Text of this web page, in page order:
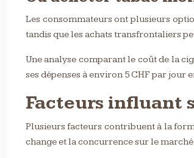
Les consommateurs ont plusieurs
tandis que les achats transfrontaliers
Une analyse comparant le coût de la
ses dépenses à environ 5 CHF par jour
Facteurs influant
Plusieurs facteurs contribuent à la
change et la concurrence sur le